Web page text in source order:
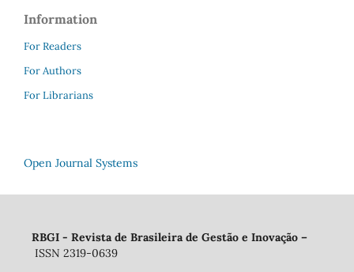
Information
For Readers
For Authors
For Librarians
Open Journal Systems
RBGI - Revista de Brasileira de Gestão e Inovação –
ISSN 2319-0639